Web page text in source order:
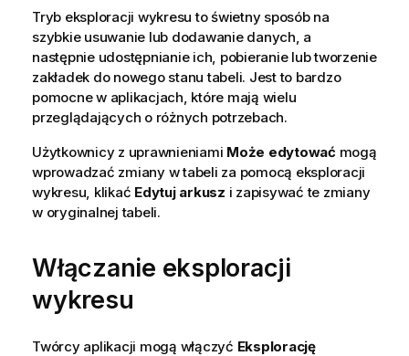
Tryb eksploracji wykresu to świetny sposób na
szybkie usuwanie lub dodawanie danych, a
następnie udostępnianie ich, pobieranie lub tworzenie
zakładek do nowego stanu tabeli. Jest to bardzo
pomocne w aplikacjach, które mają wielu
przeglądających o różnych potrzebach.
Użytkownicy z uprawnieniami Może edytować mogą
wprowadzać zmiany w tabeli za pomocą eksploracji
wykresu, klikać Edytuj arkusz i zapisywać te zmiany
w oryginalnej tabeli.
Włączanie eksploracji
wykresu
Twórcy aplikacji mogą włączyć Eksplorację